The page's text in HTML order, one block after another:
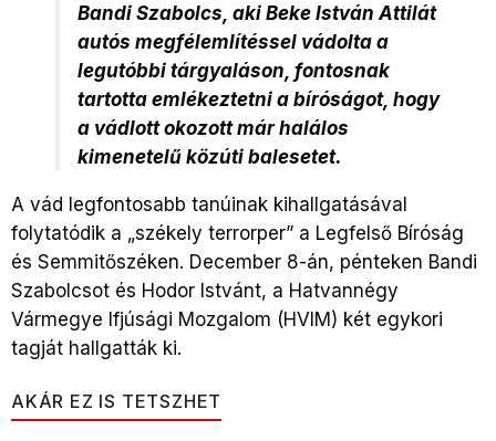
Bandi Szabolcs, aki Beke István Attilát
autós megfélemlítéssel vádolta a
legutóbbi tárgyaláson, fontosnak
tartotta emlékeztetni a bíróságot, hogy
a vádlott okozott már halálos
kimenetelű közúti balesetet.
A vád legfontosabb tanúinak kihallgatásával
folytatódik a „székely terrorper” a Legfelső Bíróság
és Semmitőszéken. December 8-án, pénteken Bandi
Szabolcsot és Hodor Istvánt, a Hatvannégy
Vármegye Ifjúsági Mozgalom (HVIM) két egykori
tagját hallgatták ki.
AKÁR EZ IS TETSZHET